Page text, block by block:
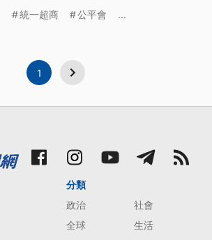
統一超商 公平會 ...
1
分類
政治
社會
全球
生活